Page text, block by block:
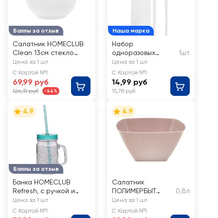
Баллы за отзыв
Салатник HOMECLUB
Clean 13см стекло
Арт. LHKW50
Цена за 1 шт
С Картой №1
69,99 руб
126,31 руб -44%
Наша марка
Набор
одноразовых
столовых
приборов 365 ДНЕЙ
на 1 персону
1шт
Цена за 1 шт
С Картой №1
14,99 руб
15,78 руб
Баллы за отзыв
4.9
Банка HOMECLUB
Refresh, с ручкой и
трубочкой, стекло
Цена за 1 шт
С Картой №1
4.9
Салатник
ПОЛИМЕРБЫТ
малый
квадратный 0.8л
0,8л
Цена за 1 шт
С Картой №1